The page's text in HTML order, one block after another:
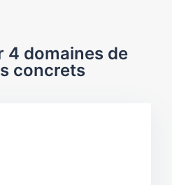
4 domaines de
concrets